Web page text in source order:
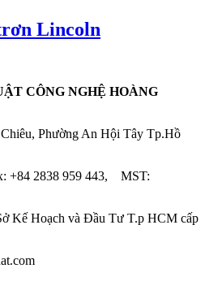
Lincoln
CÔNG NGHỆ HOÀNG
Phường An Hội Tây Tp.Hồ
+84 2838 959 443, MST:
Kế Hoạch và Đầu Tư T.p HCM cấp